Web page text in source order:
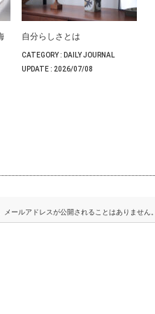
自分らしさとは
CATEGORY : DAILY JOURNAL
UPDATE : 2026/07/08
ールアドレスが公開されることはありません。